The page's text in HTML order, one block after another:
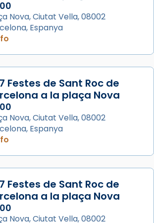
les Santes” (“Missa de
el 1848 per Mn.
amb aire d’òpera
per privilegi
orquestra i cor, i té una
de tres hores. Després,
el 1972) al voltant
les relíquies de les santes.
participa també un grup de
música i ball propis. Festa
què és calor, ves per les
Share
de Barcelona
Nova, Ciutat Vella, 08002
Espanya
Festes de Sant Roc de
a la plaça Nova
Nova, Ciutat Vella, 08002
Espanya
Festes de Sant Roc de
a la plaça Nova
Nova, Ciutat Vella, 08002